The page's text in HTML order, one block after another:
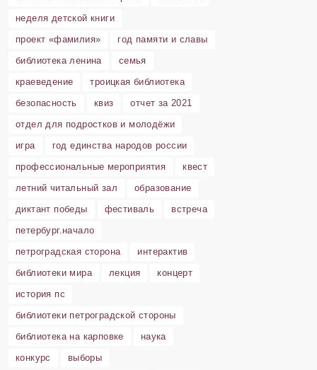
неделя детской книги
проект «фамилия»
год памяти и славы
библиотека ленина
семья
краеведение
троицкая библиотека
безопасность
квиз
отчет за 2021
отдел для подростков и молодёжи
игра
год единства народов россии
профессиональные мероприятия
квест
летний читальный зал
образование
диктант победы
фестиваль
встреча
петербург.начало
петроградская сторона
интерактив
библиотеки мира
лекция
концерт
история пс
библиотеки петроградской стороны
библиотека на карповке
наука
конкурс
выборы